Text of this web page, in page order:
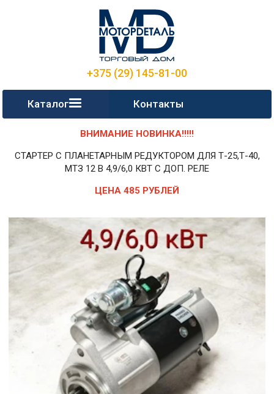
+375 (29) 145-81-00
Каталог Контакты
ВНИМАНИЕ НОВИНКА!!!!!
СТАРТЕР С ПЛАНЕТАРНЫМ РЕДУКТОРОМ ДЛЯ Т-25,Т-40,
МТЗ 12 В 4,9/6,0 КВТ С ДОП. РЕЛЕ
ЦЕНА 485 РУБЛЕЙ